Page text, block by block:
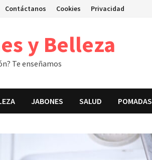
Contáctanos Cookies Privacidad
y Belleza
Te enseñamos
JABONES SALUD POMADAS